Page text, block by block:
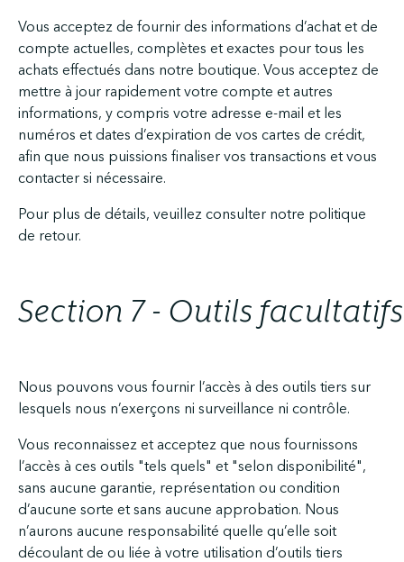
Vous acceptez de fournir des informations d’achat et de
compte actuelles, complètes et exactes pour tous les
achats effectués dans notre boutique. Vous acceptez de
mettre à jour rapidement votre compte et autres
informations, y compris votre adresse e-mail et les
numéros et dates d’expiration de vos cartes de crédit,
afin que nous puissions finaliser vos transactions et vous
contacter si nécessaire.
Pour plus de détails, veuillez consulter notre politique
de retour.
Section 7 - Outils facultatifs
Nous pouvons vous fournir l’accès à des outils tiers sur
lesquels nous n’exerçons ni surveillance ni contrôle.
Vous reconnaissez et acceptez que nous fournissons
l’accès à ces outils "tels quels" et "selon disponibilité",
sans aucune garantie, représentation ou condition
d’aucune sorte et sans aucune approbation. Nous
n’aurons aucune responsabilité quelle qu’elle soit
découlant de ou liée à votre utilisation d’outils tiers